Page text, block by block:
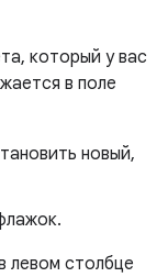
который у вас
в поле
новый,
левом столбце